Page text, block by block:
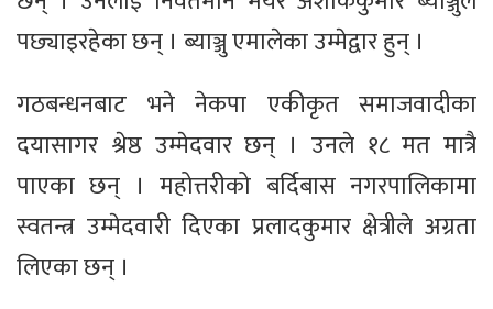
पछ्याइरहेका छन् । ब्याञ्जु एमालेका उम्मेद्वार हुन् ।
गठबन्धनबाट भने नेकपा एकीकृत समाजवादीका
दयासागर श्रेष्ठ उम्मेदवार छन् । उनले १८ मत मात्रै
पाएका छन् । महोत्तरीको बर्दिबास नगरपालिकामा
स्वतन्त्र उम्मेदवारी दिएका प्रलादकुमार क्षेत्रीले अग्रता
लिएका छन् ।